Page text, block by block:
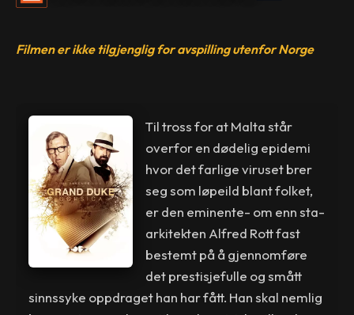
Filmen er ikke tilgjenglig for avspilling utenfor Norge
Til tross for at Malta står
overfor en dødelig epidemi
hvor det farlige viruset brer
seg som løpeild blant folket,
er den eminente- om enn sta-
arkitekten Alfred Rott fast
bestemt på å gjennomføre
det prestisjefulle og smått
sinnssyke oppdraget han har fått. Han skal nemlig